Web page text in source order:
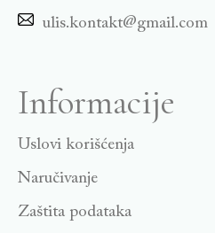
ulis.kontakt@gmail.com
Informacije
Uslovi korišćenja
Naručivanje
Zaštita podataka